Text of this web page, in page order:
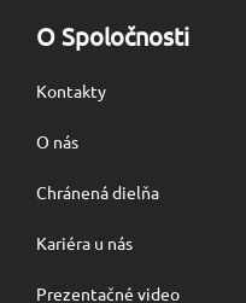
O Spoločnosti
Kontakty
O nás
Chránená dielňa
Kariéra u nás
Prezentačné video